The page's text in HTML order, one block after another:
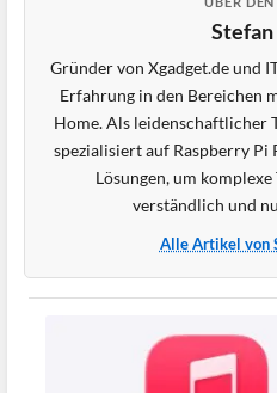
Gründer von Xgadget.de und
Erfahrung in den Bereichen
Home. Als leidenschaftlicher
spezialisiert auf Raspberry
Lösungen, um
verständlich und
Alle Artikel von